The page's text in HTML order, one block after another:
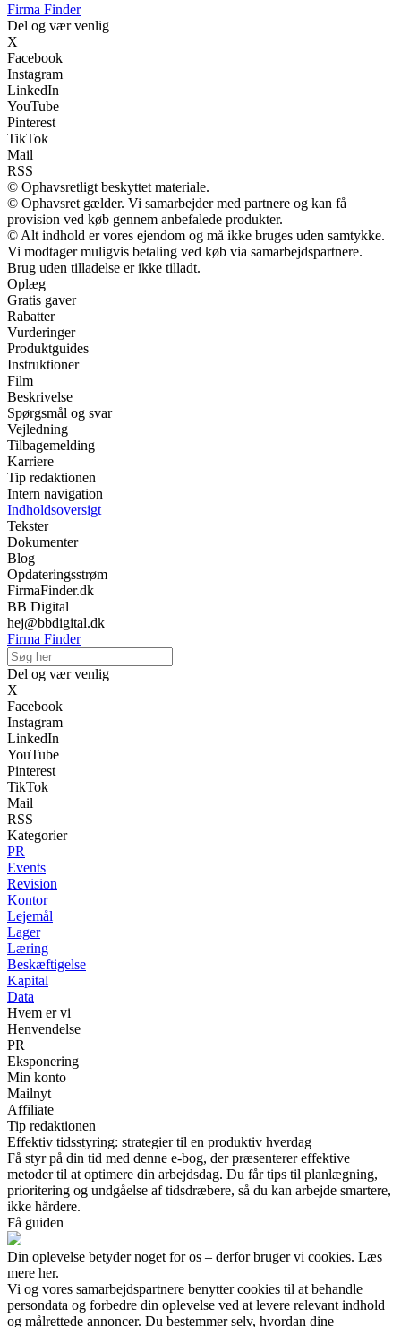
Firma Finder
Del og vær venlig
X
Facebook
Instagram
LinkedIn
YouTube
Pinterest
TikTok
Mail
RSS
© Ophavsretligt beskyttet materiale.
© Ophavsret gælder. Vi samarbejder med partnere og kan få
provision ved køb gennem anbefalede produkter.
© Alt indhold er vores ejendom og må ikke bruges uden samtykke.
Vi modtager muligvis betaling ved køb via samarbejdspartnere.
Brug uden tilladelse er ikke tilladt.
Oplæg
Gratis gaver
Rabatter
Vurderinger
Produktguides
Instruktioner
Film
Beskrivelse
Spørgsmål og svar
Vejledning
Tilbagemelding
Karriere
Tip redaktionen
Intern navigation
Indholdsoversigt
Tekster
Dokumenter
Blog
Opdateringsstrøm
FirmaFinder.dk
BB Digital
hej@bbdigital.dk
Firma Finder
Del og vær venlig
X
Facebook
Instagram
LinkedIn
YouTube
Pinterest
TikTok
Mail
RSS
Kategorier
PR
Events
Revision
Kontor
Lejemål
Lager
Læring
Beskæftigelse
Kapital
Data
Hvem er vi
Henvendelse
PR
Eksponering
Min konto
Mailnyt
Affiliate
Tip redaktionen
Effektiv tidsstyring: strategier til en produktiv hverdag
Få styr på din tid med denne e-bog, der præsenterer effektive
metoder til at optimere din arbejdsdag. Du får tips til planlægning,
prioritering og undgåelse af tidsdræbere, så du kan arbejde smartere,
ikke hårdere.
Få guiden
Din oplevelse betyder noget for os – derfor bruger vi cookies. Læs
mere her.
Vi og vores samarbejdspartnere benytter cookies til at behandle
persondata og forbedre din oplevelse ved at levere relevant indhold
og målrettede annoncer. Du bestemmer selv, hvordan dine